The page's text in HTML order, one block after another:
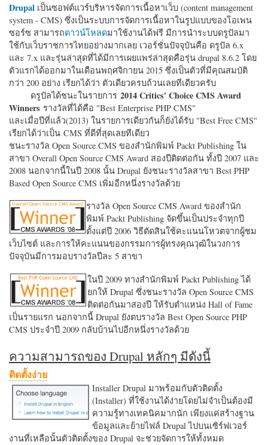
Drupal เป็นซอฟต์แวร์บริหารจัดการเนื้อหาเว็บ (content management
system - CMS) ซึ่งเป็นระบบการจัดการเนื้อหาในรูปแบบของโอเพน
ซอร์ซ สามารถดาวน์โหลดมาใช้งานได้ฟรี มีการนำระบบดรูปัลมา
ใช้กับเว็บราชการไทยอย่างมากเลย เวอร์ชั่นปัจจุบันคือ ดรูปัล 6.x
และ 7.x และรุ่นล่าสุดที่ได้มีการเผยแพร่ล่าสุดคือรุ่น drupal 8.6.2 โดย
ตัวแรกได้ออกมาในเดือนพฤศจิกายน 2015 ซึ่งเป็นตัวที่มีคุณสมบัติ
กว่า 200 อย่าง เรียกได้ว่า ตัวเดียวครบถ้วนเลยทีเดียวครับ
ดรูปัลได้ชนะในรายการ 2014 Critics' Choice CMS Award
Winners รางวัลที่ได้คือ "Best Enterprise PHP CMS"
และเมื่อปีที่แล้ว(2013) ในรายการเดียวกันก็ยังได้รับ "Best Free CMS"
เรียกได้ว่าเป็น CMS ที่ดีที่สุดเลยทีเดียว
ชนะรางวัล Open Source CMS ของสำนักพิมพ์ Packt Publishing ใน
สาขา Overall Open Source CMS Award สองปีติดต่อกัน ทั้งปี 2007 และ
2008 นอกจากนี้ในปี 2008 นั้น Drupal ยังชนะรางวัลสาขา Best PHP
Based Open Source CMS เพิ่มอีกหนึ่งรางวัลด้วย
รางวัล Open Source CMS Award ของสำนัก
พิมพ์ Packt Publishing จัดขึ้นเป็นประจำทุกปี
ตั้งแต่ปี 2006 วิธีตัดสินใช้คะแนนโหวตจากผู้ชม
เว็บไซต์ และการให้คะแนนของกรรมการผู้ทรงคุณวุฒิในวงการ
ปัจจุบันมีการมอบรางวัลปีละ 5 สาขา
ในปี 2009 ทางสำนักพิมพ์ Packt Publishing ได้
ยกให้ Drupal ซึ่งชนะรางวัล Open Source CMS
ติดต่อกันมาสองปี ให้รับตำแหน่ง Hall of Fame
เป็นรายแรก นอกจากนี้ Drupal ยังตบรางวัล Best Open Source PHP
CMS ประจำปี 2009 กลับบ้านไปอีกหนึ่งรางวัลด้วย
ความสามารถของ Drupal หลักๆ มีดังนี้
ติดตั้งง่าย
Installer Drupal มาพร้อมกับตัวติดตั้ง
(Installer) ที่ใช้งานได้ง่ายโดยไม่จำเป็นต้องมี
ความรู้ทางเทคนิคมากนัก เพียงแค่สร้างฐาน
ข้อมูลและย้ายไฟล์ Drupal ไปบนเซิร์ฟเวอร์
งานที่เหลือนั้นตัวติดตั้งของ Drupal จะช่วยจัดการให้ทั้งหมด